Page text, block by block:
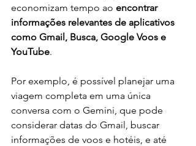
economizam tempo ao encontrar
informações relevantes de aplicativos
como Gmail, Busca, Google Voos e
YouTube.
Por exemplo, é possível planejar uma
viagem completa em uma única
conversa com o Gemini, que pode
considerar datas do Gmail, buscar
informações de voos e hotéis, e até